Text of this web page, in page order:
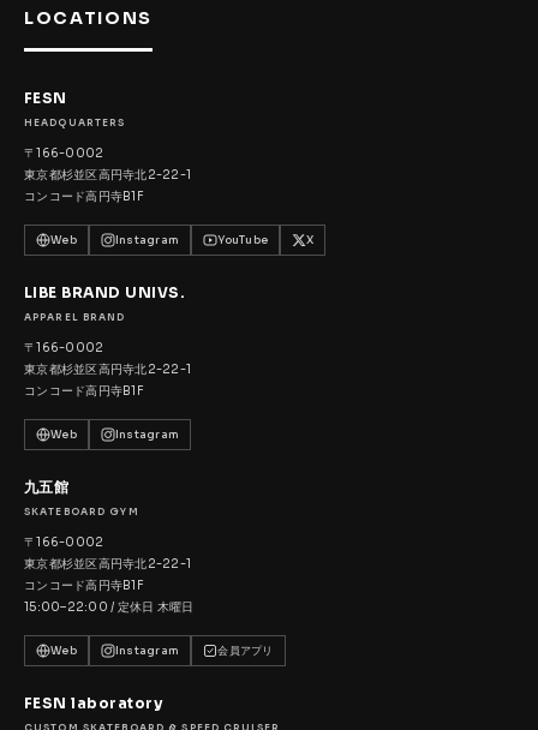
LOCATIONS
FESN
HEADQUARTERS
〒166-0002
東京都杉並区高円寺北2-22-1
コンコード高円寺B1F
Web Instagram YouTube X
LIBE BRAND UNIVS.
APPAREL BRAND
〒166-0002
東京都杉並区高円寺北2-22-1
コンコード高円寺B1F
Web Instagram
九五館
SKATEBOARD GYM
〒166-0002
東京都杉並区高円寺北2-22-1
コンコード高円寺B1F
15:00–22:00 / 定休日 木曜日
Web Instagram 会員アプリ
FESN laboratory
CUSTOM SKATEBOARD & SPEED CRUISER